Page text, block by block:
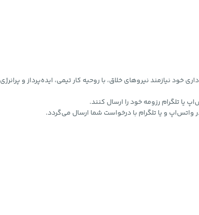
خود نیازمند نیروهای خلاق، با روحیه کار تیمی، ایده‌پرداز و پرانرژی
یا تلگرام رزومه خود را ارسال کنند.
واتس‌اپ و یا تلگرام با درخواست شما ارسال می‌گردد.